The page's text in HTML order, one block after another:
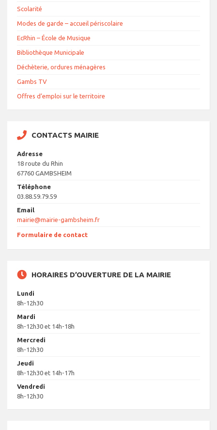
Scolarité
Modes de garde – accueil périscolaire
EcRhin – École de Musique
Bibliothèque Municipale
Déchèterie, ordures ménagères
Gambs TV
Offres d’emploi sur le territoire
CONTACTS MAIRIE
Adresse
18 route du Rhin
67760 GAMBSHEIM
Téléphone
03.88.59.79.59
Email
mairie@mairie-gambsheim.fr
Formulaire de contact
HORAIRES D’OUVERTURE DE LA MAIRIE
Lundi
8h-12h30
Mardi
8h-12h30 et 14h-18h
Mercredi
8h-12h30
Jeudi
8h-12h30 et 14h-17h
Vendredi
8h-12h30